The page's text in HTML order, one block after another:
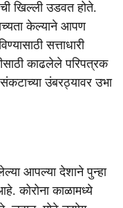
खिल्ली उडवत होते.
केल्याने आपण
सत्ताधारी
काढलेले परिपत्रक
संकटाच्या उंबरठ्यावर उभा
आपल्या देशाने पुन्हा
कोरोना काळामध्ये